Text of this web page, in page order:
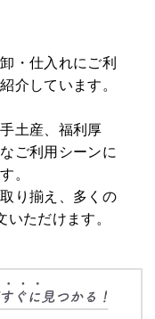
・仕入れにご利
介しています。
土産、福利厚
ご利用シーンに
。
り揃え、多くの
ただけます。